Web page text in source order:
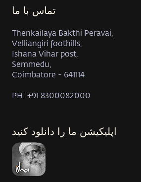
تماس با ما
Thenkailaya Bakthi Peravai,
Velliangiri foothills,
Ishana Vihar post,
Semmedu,
Coimbatore - 641114
PH: +91 8300082000
اپلیکیشن ما را دانلود کنید